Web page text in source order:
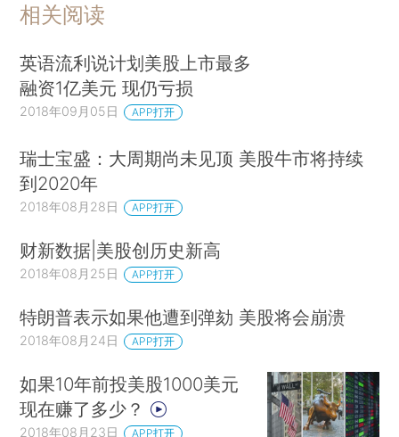
相关阅读
英语流利说计划美股上市最多
融资1亿美元 现仍亏损
2018年09月05日 APP打开
瑞士宝盛：大周期尚未见顶 美股牛市将持续
到2020年
2018年08月28日 APP打开
财新数据|美股创历史新高
2018年08月25日 APP打开
特朗普表示如果他遭到弹劾 美股将会崩溃
2018年08月24日 APP打开
如果10年前投美股1000美元
现在赚了多少？
2018年08月23日 APP打开